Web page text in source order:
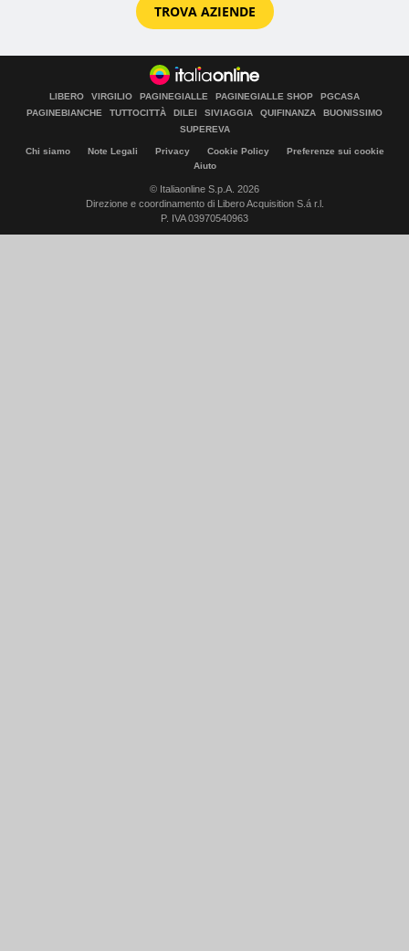
TROVA AZIENDE
LIBERO VIRGILIO PAGINEGIALLE PAGINEGIALLE SHOP
PGCASA
PAGINEBIANCHE
TUTTOCITTÀ DILEI SIVIAGGIA QUIFINANZA
BUONISSIMO
SUPEREVA
Chi siamo Note Legali Privacy Cookie Policy
Preferenze sui cookie
Aiuto
© Italiaonline S.p.A. 2026
Direzione e coordinamento di Libero Acquisition S.á r.l.
P. IVA 03970540963